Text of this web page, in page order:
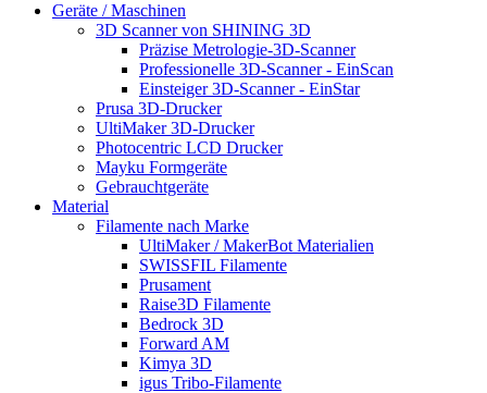
Geräte / Maschinen
3D Scanner von SHINING 3D
Präzise Metrologie-3D-Scanner
Professionelle 3D-Scanner - EinScan
Einsteiger 3D-Scanner - EinStar
Prusa 3D-Drucker
UltiMaker 3D-Drucker
Photocentric LCD Drucker
Mayku Formgeräte
Gebrauchtgeräte
Material
Filamente nach Marke
UltiMaker / MakerBot Materialien
SWISSFIL Filamente
Prusament
Raise3D Filamente
Bedrock 3D
Forward AM
Kimya 3D
igus Tribo-Filamente